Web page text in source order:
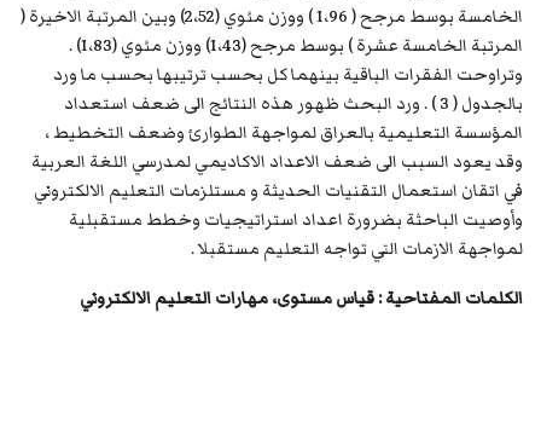
الخامسة بوسط مرجح ( 1،96 ) ووزن مئوي (2،52) وبين المرتبة الاخيرة (
المرتبة الخامسة عشرة ) بوسط مرجح (1،43) ووزن مئوي (1،83) .
وتراوحت الفقرات الباقية بينهما كل بحسب ترتيبها بحسب ما ورد
بالجدول ( 3 ) . ورد البحث ظهور هذه النتائج الى ضعف استعداد
المؤسسة التعليمية بالعراق لمواجهة الطوارئ وضعف التخطيط ،
وقد يعود السبب الى ضعف الاعداد الاكاديمي لمدرسي اللغة العربية
في اتقان استعمال التقنيات الحديثة و مستلزمات التعليم الالكتروني
وأوصيت الباحثة بضرورة اعداد استراتيجيات وخطط مستقبلية
لمواجهة الازمات التي تواجه التعليم مستقبلا .
الكلمات المفتاحية :قياس مستوى، مهارات التعليم الالكتروني